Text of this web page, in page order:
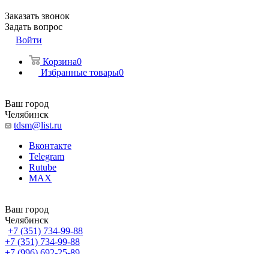
Заказать звонок
Задать вопрос
Войти
Корзина0
Избранные товары0
Ваш город
Челябинск
tdsm@list.ru
Вконтакте
Telegram
Rutube
MAX
Ваш город
Челябинск
+7 (351) 734-99-88
+7 (351) 734-99-88